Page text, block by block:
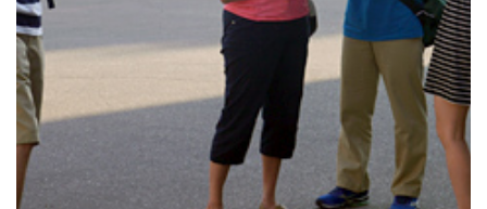
入試日程・出願資格
入試要項・出願書類
学校説明会
公開行事の紹介
入学金・学費
入試結果